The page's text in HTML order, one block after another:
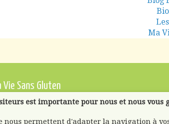
Ma
Vie Sans Gluten
est importante pour nous et nous vous
nous permettent d'adapter la navigation à